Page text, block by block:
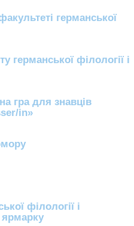
германської
германської філології і
гра для знавців
in»
філології і
ярмарку